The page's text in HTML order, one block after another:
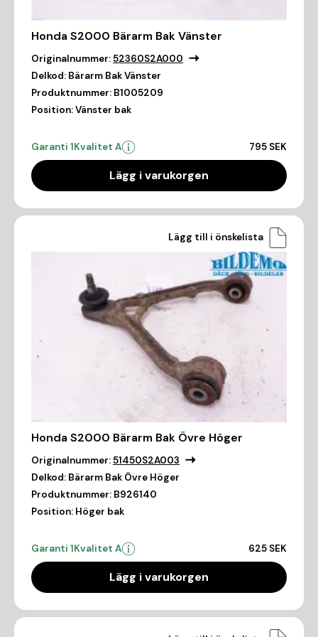
Honda S2000 Bärarm Bak Vänster
Originalnummer:52360S2A000
Delkod: Bärarm Bak Vänster
Produktnummer: B1005209
Position:Vänster bak
Garanti 1Kvalitet A 795 SEK
Lägg i varukorgen
Lägg till i önskelista
Honda S2000 Bärarm Bak Övre Höger
Originalnummer:51450S2A003
Delkod: Bärarm Bak Övre Höger
Produktnummer: B926140
Position: Höger bak
Garanti 1Kvalitet A 625 SEK
Lägg i varukorgen